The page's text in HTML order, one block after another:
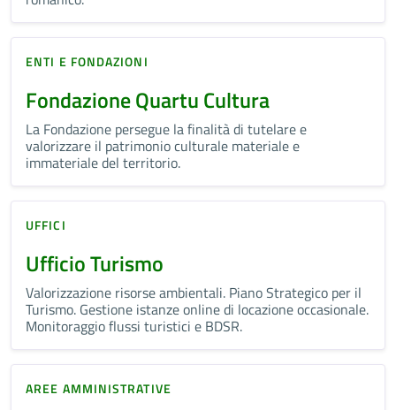
ENTI E FONDAZIONI
Fondazione Quartu Cultura
La Fondazione persegue la finalità di tutelare e
valorizzare il patrimonio culturale materiale e
immateriale del territorio.
UFFICI
Ufficio Turismo
Valorizzazione risorse ambientali. Piano Strategico per il
Turismo. Gestione istanze online di locazione occasionale.
Monitoraggio flussi turistici e BDSR.
AREE AMMINISTRATIVE